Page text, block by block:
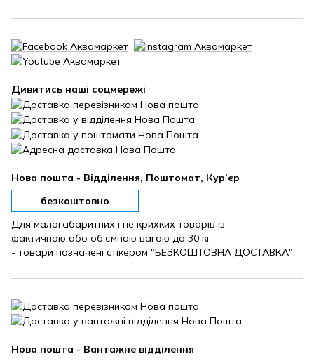
Дивитись наші соцмережі
Нова пошта - Відділення, Поштомат, Кур’єр
безкоштовно
Для малогабаритних і не крихких товарів із
фактичною або об’ємною вагою до 30 кг:
- товари позначені стікером "БЕЗКОШТОВНА ДОСТАВКА".
Нова пошта - Вантажне відділення